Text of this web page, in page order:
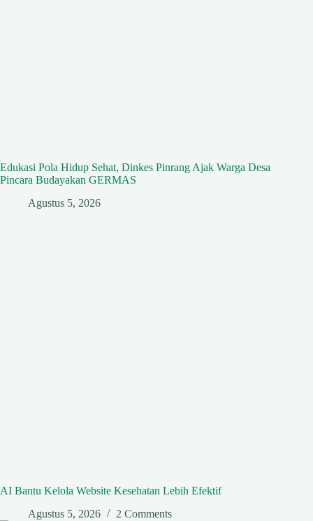
Edukasi Pola Hidup Sehat, Dinkes Pinrang Ajak Warga Desa
Pincara Budayakan GERMAS
Agustus 5, 2026
AI Bantu Kelola Website Kesehatan Lebih Efektif
Agustus 5, 2026
2 Comments